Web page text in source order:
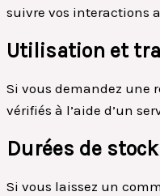
suivre vos interactions
Utilisation et
Si vous demandez une
vérifiés à l’aide d’un
Durées de
Si vous laissez un